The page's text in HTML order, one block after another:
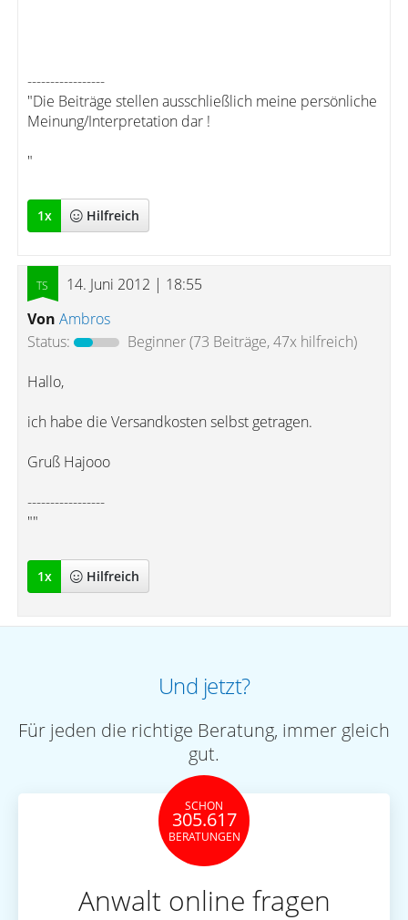
-----------------
"Die Beiträge stellen ausschließlich meine persönliche
Meinung/Interpretation dar !
"
1x Hilfreich
14. Juni 2012 | 18:55
Von Ambros
Status:
Beginner(73 Beiträge, 47x hilfreich)
Hallo,
ich habe die Versandkosten selbst getragen.
Gruß Hajooo
-----------------
""
1x Hilfreich
Und jetzt?
Für jeden die richtige Beratung, immer gleich
gut.
SCHON
305.617
BERATUNGEN
Anwalt online fragen